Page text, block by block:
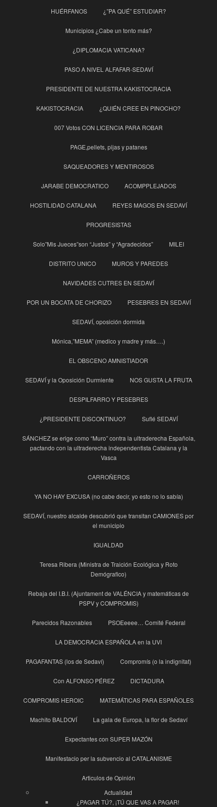
HUÉRFANOS ¿”PA QUÉ” ESTUDIAR?
Municipios ¿Cabe un tonto más?
¿DIPLOMACIA VATICANA?
PASO A NIVEL ALFAFAR-SEDAVÍ
PRESIDENTE DE NUESTRA KAKISTOCRACIA
KAKISTOCRACIA ¿QUIÉN CREE EN PINOCHO?
007 Votos CON LICENCIA PARA ROBAR
PAGE,pellets, pijas y patanes
SAQUEADORES Y MENTIROSOS
JARABE DEMOCRATICO ACOMPPLEJADOS
HOSTILIDAD CATALANA REYES MAGOS EN SEDAVÍ
PROGRESISTAS
Solo”Mis Jueces”son “Justos” y “Agradecidos” MILEI
DISTRITO UNICO MUROS Y PAREDES
NAVIDADES CUTRES EN SEDAVÍ
POR UN BOCATA DE CHORIZO PESEBRES EN SEDAVÍ
SEDAVÍ, oposición dormida
Mónica,”MEMA” (medico y madre y más….)
EL OBSCENO AMNISTIADOR
SEDAVÍ y la Oposición Durmiente NOS GUSTA LA FRUTA
DESPILFARRO Y PESEBRES
¿PRESIDENTE DISCONTINUO? Suflé SEDAVÍ
SÁNCHEZ se erige como “Muro” contra la ultraderecha Española,
pactando con la ultraderecha independentista Catalana y la
Vasca
CARROÑEROS
YA NO HAY EXCUSA (no cabe decir, yo esto no lo sabía)
SEDAVÍ, nuestro alcalde descubrió que transitan CAMIONES por
el municipio
IGUALDAD
Teresa Ribera (Ministra de Traición Ecológica y Roto
Demógrafico)
Rebaja del I.B.I. (Ajuntament de VALÉNCIA y matemáticas de
PSPV y COMPROMIS)
Parecidos Razonables PSOEeeee… Comité Federal
LA DEMOCRACIA ESPAÑOLA en la UVI
PAGAFANTAS (los de Sedaví) Compromís (o la indignitat)
Con ALFONSO PÉREZ DICTADURA
COMPROMIS HEROIC MATEMÁTICAS PARA ESPAÑOLES
Machito BALDOVÍ La gala de Europa, la flor de Sedaví
Expectantes con SUPER MAZÓN
Manifestacio per la subvencio al CATALANISME
Articulos de Opinión
Actualidad
¿PAGAR TÚ?, ¡TÚ QUE VAS A PAGAR!